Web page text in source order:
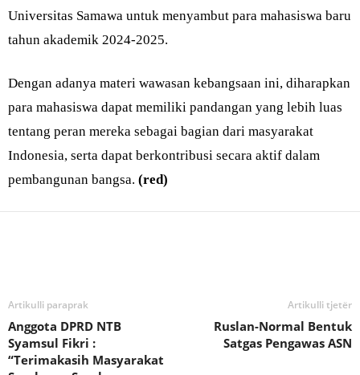
Universitas Samawa untuk menyambut para mahasiswa baru
tahun akademik 2024-2025.
Dengan adanya materi wawasan kebangsaan ini, diharapkan
para mahasiswa dapat memiliki pandangan yang lebih luas
tentang peran mereka sebagai bagian dari masyarakat
Indonesia, serta dapat berkontribusi secara aktif dalam
pembangunan bangsa. (red)
Artikulli paraprak
Anggota DPRD NTB
Syamsul Fikri :
“Terimakasih Masyarakat
Artikulli tjetër
Ruslan-Normal Bentuk
Satgas Pengawas ASN